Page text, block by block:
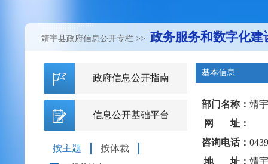
靖宇县政府信息公开专栏 >> 政务服务和数字化建
基本信息
部门名称： 靖
网 址：
咨询电话：
地 址： 靖
政府信息公开指南
信息公开基础平台
按主题 按体裁